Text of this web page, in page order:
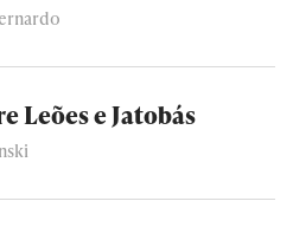
Leões e Jatobás